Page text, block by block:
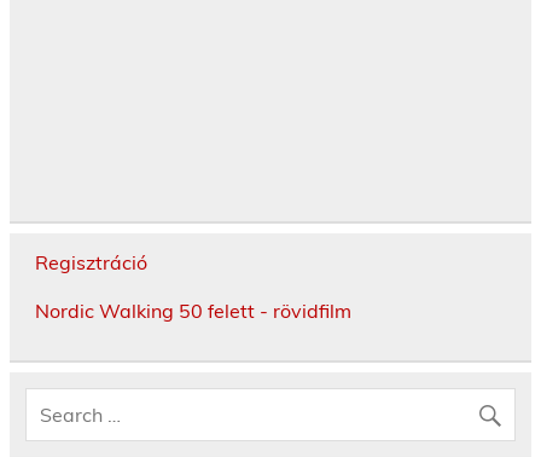
Regisztráció
Nordic Walking 50 felett - rövidfilm